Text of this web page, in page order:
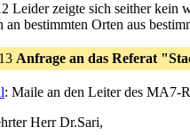
Leider zeigte sich seither kein
an bestimmten Orten aus
Anfrage an das Referat
: Maile an den Leiter des MA7-
Herr Dr.Sari,